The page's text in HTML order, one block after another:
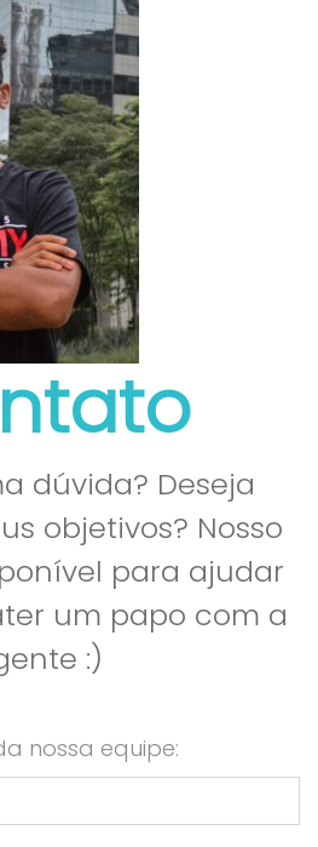
dúvida? Deseja
objetivos? Nosso
para ajudar
um papo com a
:)
nossa equipe: